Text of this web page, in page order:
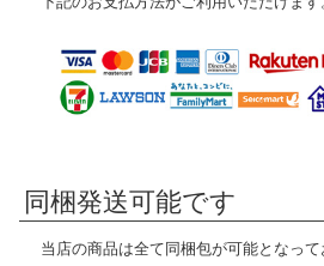
同梱発送可能です
当店の商品は全て 同梱包が可能となって